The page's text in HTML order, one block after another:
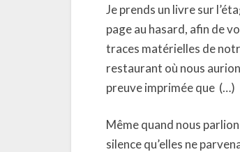
Je prends un livre sur
page au hasard, afin de
traces matérielles de
restaurant où nous
preuve imprimée que (…)
Même quand nous
silence qu’elles ne